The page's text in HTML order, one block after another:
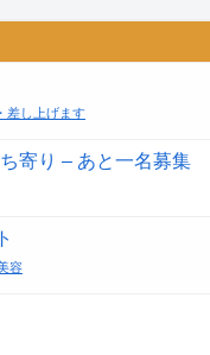
差し上げます
寄り – あと一名募集
容